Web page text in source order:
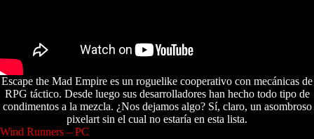
Escape the Mad Empire es un roguelike cooperativo con mecánicas de
RPG táctico. Desde luego sus desarrolladores han hecho todo tipo de
condimentos a la mezcla. ¿Nos dejamos algo? Sí, claro, un asombroso
pixelart sin el cual no estaría en esta lista.
Wind Runners – PC